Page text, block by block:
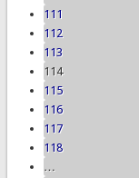
111
112
113
114
115
116
117
118
…